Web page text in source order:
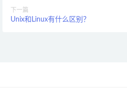
下一篇
Unix和Linux有什么区别？